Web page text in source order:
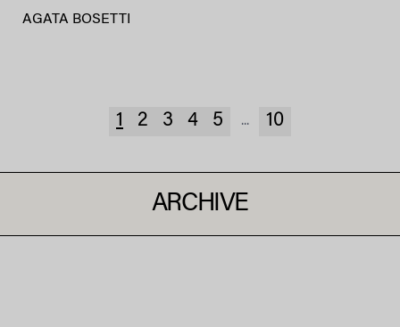
AGATA BOSETTI
1 2 3 4 5 ... 10
ARCHIVE